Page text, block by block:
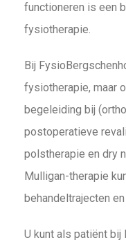
functioneren is een
fysiotherapie.
Bij
fysiotherapie, maar
begeleiding bij
postoperatieve
polstherapie en dry
Mulligan-therapie
behandeltrajecten
U kunt als patiënt